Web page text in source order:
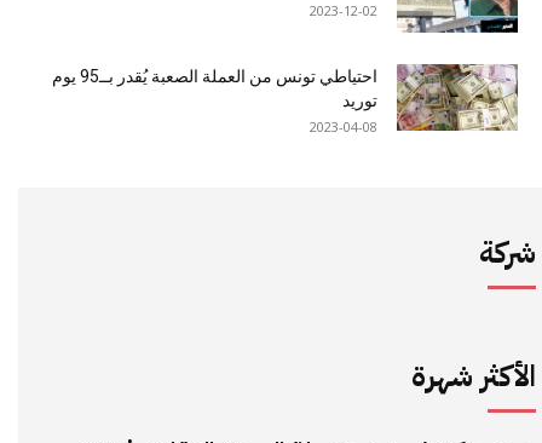
2023-12-02
احتياطي تونس من العملة الصعبة يُقدر بــ95 يوم
توريد
2023-04-08
شركة
الأكثر شهرة